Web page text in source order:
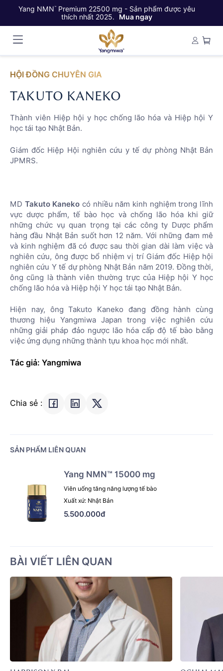
Yang NMN™Premium 22500 mg - Sản phẩm được yêu
thích nhất 2025.
Mua ngay
HỘI ĐỒNG CHUYÊN GIA
TAKUTO KANEKO
Thành viên Hiệp hội y học chống lão hóa và Hiệp hội Y
học tái tạo Nhật Bản.
Giám đốc Hiệp Hội nghiên cứu y tế dự phòng Nhật Bản
JPMRS.
MD Takuto Kaneko có nhiều năm kinh nghiệm trong lĩnh
vực dược phẩm, tế bào học và chống lão hóa khi giữ
những chức vụ quan trọng tại các công ty Dược phẩm
hàng đầu Nhật Bản suốt hơn 12 năm. Với những đam mê
và kinh nghiệm đã có được sau thời gian dài làm việc và
nghiên cứu, ông được bổ nhiệm vị trí Giám đốc Hiệp hội
nghiên cứu Y tế dự phòng Nhật Bản năm 2019. Đồng thời,
ông cũng là thành viên thường trực của Hiệp hội Y học
chống lão hóa và Hiệp hội Y học tái tạo Nhật Bản.
Hiện nay, ông Takuto Kaneko đang đồng hành cùng
thương hiệu Yangmiwa Japan trong việc nghiên cứu
những giải pháp đảo ngược lão hóa cấp độ tế bào bằng
việc ứng dụng những thành tựu khoa học mới nhất.
Tác giả: Yangmiwa
Chia sẻ :
SẢN PHẨM LIÊN QUAN
Yang NMN™ 15000 mg
Viên uống tăng năng lượng tế bào
Xuất xứ: Nhật Bản
5.500.000đ
BÀI VIẾT LIÊN QUAN